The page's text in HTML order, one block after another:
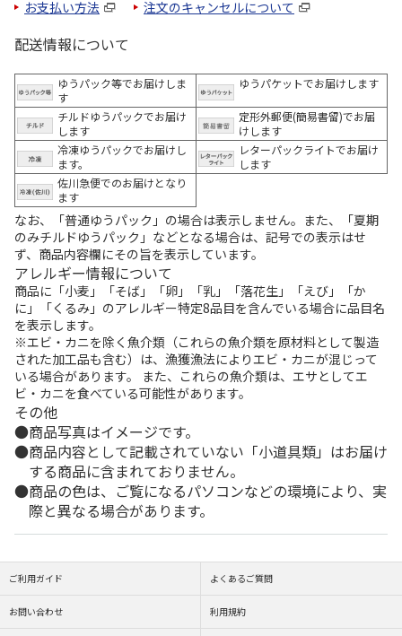
お支払い方法 注文のキャンセルについて
配送情報について
ゆうパック等でお届けしま
す
ゆうパケットでお届けします
チルドゆうパックでお届け
します
定形外郵便(簡易書留)でお届
けします
冷凍ゆうパックでお届けし
ます。
レターパックライトでお届け
します
佐川急便でのお届けとなり
ます
なお、「普通ゆうパック」の場合は表示しません。また、「夏期
のみチルドゆうパック」などとなる場合は、記号での表示はせ
ず、商品内容欄にその旨を表示しています。
アレルギー情報について
商品に「小麦」「そば」「卵」「乳」「落花生」「えび」「か
に」「くるみ」のアレルギー特定8品目を含んでいる場合に品目名
を表示します。
※エビ・カニを除く魚介類（これらの魚介類を原材料として製造
された加工品も含む）は、漁獲漁法によりエビ・カニが混じって
いる場合があります。 また、これらの魚介類は、エサとしてエ
ビ・カニを食べている可能性があります。
その他
商品写真はイメージです。
商品内容として記載されていない「小道具類」はお届け
する商品に含まれておりません。
商品の色は、ご覧になるパソコンなどの環境により、実
際と異なる場合があります。
ご利用ガイド よくあるご質問
お問い合わせ 利用規約